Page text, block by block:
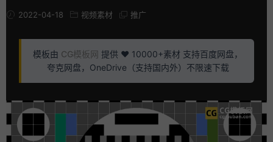
2022-04-18 视频素材 推广
模板由 CG模板网 提供 ❤️ 10000+素材 支持百度网盘，
夸克网盘，OneDrive（支持国内外）不限速下载